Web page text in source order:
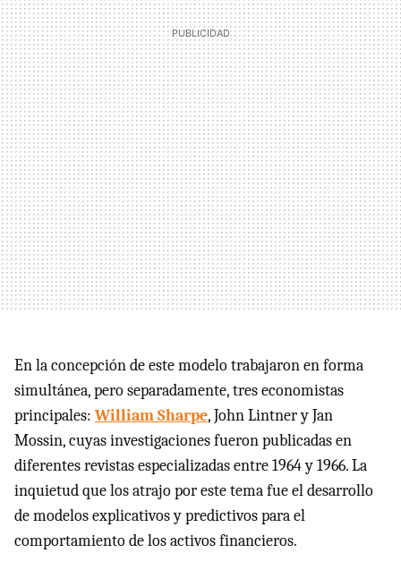
En la concepción de este modelo trabajaron en forma
simultánea, pero separadamente, tres economistas
principales: William Sharpe, John Lintner y Jan
Mossin, cuyas investigaciones fueron publicadas en
diferentes revistas especializadas entre 1964 y 1966. La
inquietud que los atrajo por este tema fue el desarrollo
de modelos explicativos y predictivos para el
comportamiento de los activos financieros.